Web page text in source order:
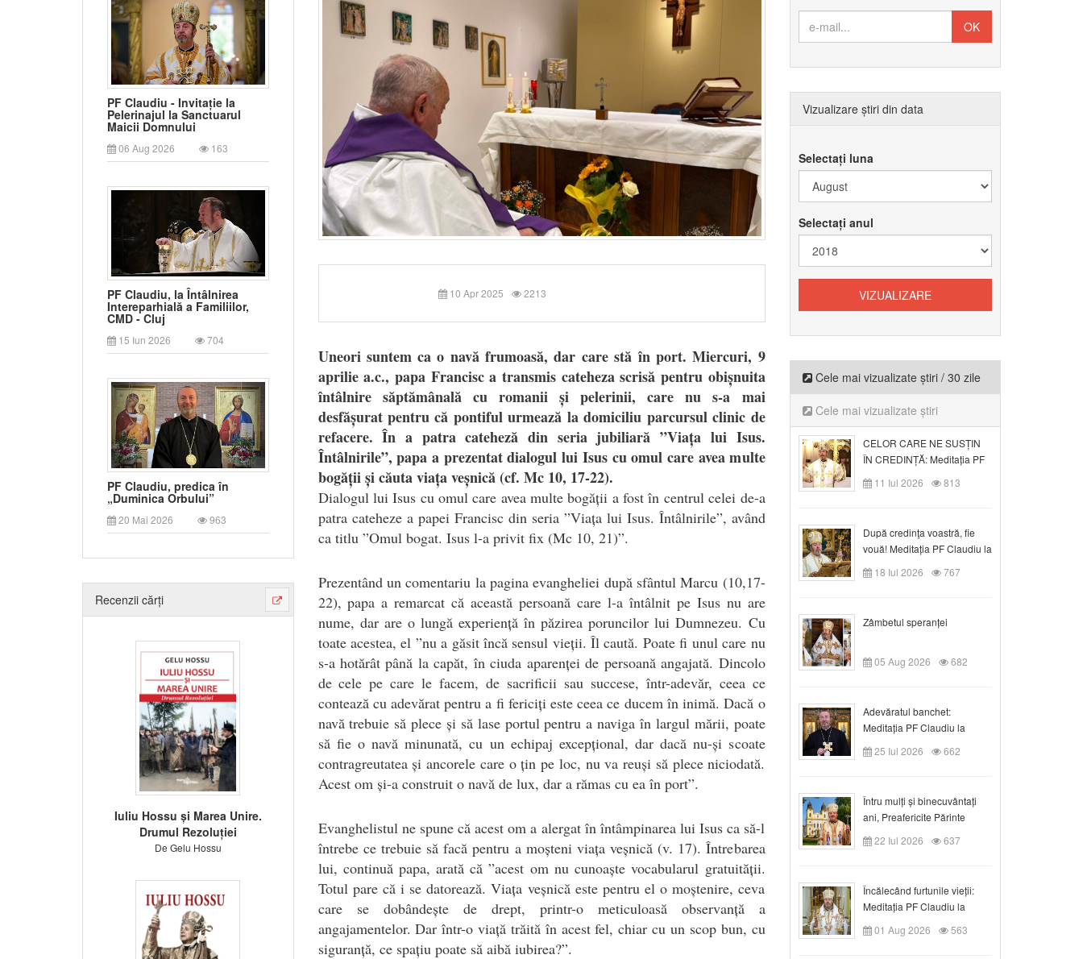
PF Claudiu - Invitație la
Pelerinajul la Sanctuarul
Maicii Domnului
06 Aug 2026 163
PF Claudiu, la Întâlnirea
Intereparhială a Familiilor,
CMD - Cluj
15 Iun 2026 704
PF Claudiu, predica în
„Duminica Orbului”
20 Mai 2026 963
Recenzii cărți
Iuliu Hossu și Marea Unire.
Drumul Rezoluției
De Gelu Hossu
10 Apr 2025 2213
Uneori suntem ca o navă frumoasă, dar care stă în port. Miercuri, 9
aprilie a.c., papa Francisc a transmis cateheza scrisă pentru obișnuita
întâlnire săptămânală cu romanii și pelerinii, care nu s-a mai
desfășurat pentru că pontiful urmează la domiciliu parcursul clinic de
refacere. În a patra cateheză din seria jubiliară ”Viața lui Isus.
Întâlnirile”, papa a prezentat dialogul lui Isus cu omul care avea multe
bogății și căuta viața veșnică (cf. Mc 10, 17-22).
Dialogul lui Isus cu omul care avea multe bogății a fost în centrul celei de-a
patra cateheze a papei Francisc din seria ”Viața lui Isus. Întâlnirile”, având
ca titlu ”Omul bogat. Isus l-a privit fix (Mc 10, 21)”.
Prezentând un comentariu la pagina evangheliei după sfântul Marcu (10,17-
22), papa a remarcat că această persoană care l-a întâlnit pe Isus nu are
nume, dar are o lungă experiență în păzirea poruncilor lui Dumnezeu. Cu
toate acestea, el ”nu a găsit încă sensul vieții. Îl caută. Poate fi unul care nu
s-a hotărât până la capăt, în ciuda aparenței de persoană angajată. Dincolo
de cele pe care le facem, de sacrificii sau succese, într-adevăr, ceea ce
contează cu adevărat pentru a fi fericiți este ceea ce ducem în inimă. Dacă o
navă trebuie să plece și să lase portul pentru a naviga în largul mării, poate
să fie o navă minunată, cu un echipaj excepțional, dar dacă nu-și scoate
contragreutatea și ancorele care o țin pe loc, nu va reuși să plece niciodată.
Acest om și-a construit o navă de lux, dar a rămas cu ea în port”.
Evanghelistul ne spune că acest om a alergat în întâmpinarea lui Isus ca să-l
întrebe ce trebuie să facă pentru a moșteni viața veșnică (v. 17). Întrebarea
lui, continuă papa, arată că ”acest om nu cunoaște vocabularul gratuității.
Totul pare că i se datorează. Viața veșnică este pentru el o moștenire, ceva
care se dobândește de drept, printr-o meticuloasă observanță a
angajamentelor. Dar într-o viață trăită în acest fel, chiar cu un scop bun, cu
siguranță, ce spațiu poate să aibă iubirea?”.
Vizualizare știri din data
Selectați luna
Selectați anul
Cele mai vizualizate știri / 30 zile
Cele mai vizualizate știri
CELOR CARE NE SUSȚIN
ÎN CREDINȚĂ: Meditația PF
Claudiu la Duminica a VI-a
după Rusalii
11 Iul 2026 813
După credinţa voastră, fie
vouă! Meditația PF Claudiu la
duminica a VII-a după Rusalii
18 Iul 2026 767
Zâmbetul speranței
05 Aug 2026 682
Adevăratul banchet:
Meditația PF Claudiu la
Duminica a VIII-a după
Rusalii
25 Iul 2026 662
Întru mulți și binecuvântați
ani, Preafericite Părinte
Claudiu!
22 Iul 2026 637
Încălecând furtunile vieții:
Meditația PF Claudiu la
Duminica a IX-a după Rusalii
01 Aug 2026 563